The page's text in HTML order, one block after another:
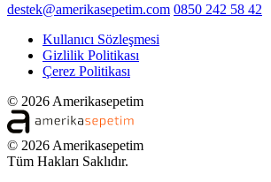
destek@amerikasepetim.com 0850 242 58 42
Kullanıcı Sözleşmesi
Gizlilik Politikası
Çerez Politikası
© 2026 Amerikasepetim
© 2026 Amerikasepetim
Tüm Hakları Saklıdır.